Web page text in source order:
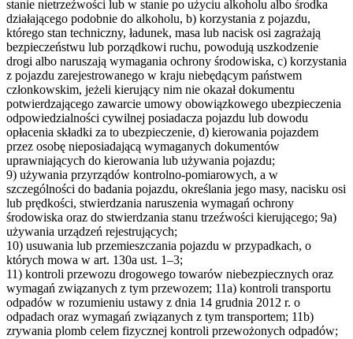
stanie nietrzeźwości lub w stanie po użyciu alkoholu albo środka
działającego podobnie do alkoholu, b) korzystania z pojazdu,
którego stan techniczny, ładunek, masa lub nacisk osi zagrażają
bezpieczeństwu lub porządkowi ruchu, powodują uszkodzenie
drogi albo naruszają wymagania ochrony środowiska, c) korzystania
z pojazdu zarejestrowanego w kraju niebędącym państwem
członkowskim, jeżeli kierujący nim nie okazał dokumentu
potwierdzającego zawarcie umowy obowiązkowego ubezpieczenia
odpowiedzialności cywilnej posiadacza pojazdu lub dowodu
opłacenia składki za to ubezpieczenie, d) kierowania pojazdem
przez osobę nieposiadającą wymaganych dokumentów
uprawniających do kierowania lub używania pojazdu;
9) używania przyrządów kontrolno-pomiarowych, a w
szczególności do badania pojazdu, określania jego masy, nacisku osi
lub prędkości, stwierdzania naruszenia wymagań ochrony
środowiska oraz do stwierdzania stanu trzeźwości kierującego; 9a)
używania urządzeń rejestrujących;
10) usuwania lub przemieszczania pojazdu w przypadkach, o
których mowa w art. 130a ust. 1–3;
11) kontroli przewozu drogowego towarów niebezpiecznych oraz
wymagań związanych z tym przewozem; 11a) kontroli transportu
odpadów w rozumieniu ustawy z dnia 14 grudnia 2012 r. o
odpadach oraz wymagań związanych z tym transportem; 11b)
zrywania plomb celem fizycznej kontroli przewożonych odpadów;